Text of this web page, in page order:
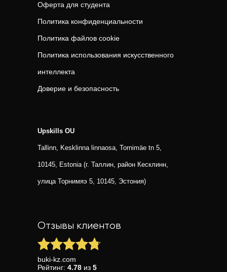
Оферта для студента
Политика конфиденциальности
Политика файлов cookie
Политика использования искусственного
интеллекта
Доверие и безопасность
Upskills OU
Tallinn, Kesklinna linnaosa, Tornimäe tn 5,
10145, Estonia (г. Таллин, район Кесклинн,
улица Торнимяэ 5, 10145, Эстония)
Отзывы клиентов
buki-kz.com
Рейтинг: 4.78 из 5